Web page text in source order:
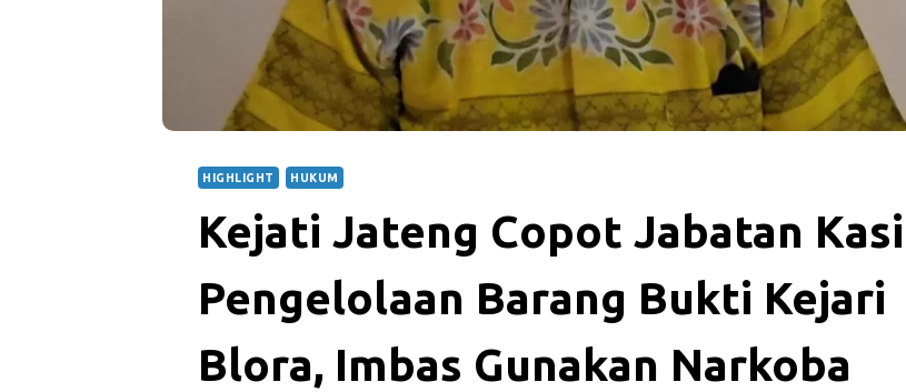
HIGHLIGHT HUKUM
Kejati Jateng Copot Jabatan Kasi
Pengelolaan Barang Bukti Kejari
Blora, Imbas Gunakan Narkoba